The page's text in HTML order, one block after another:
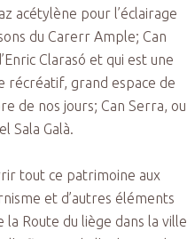
acétylène pour l’éclairage
du Carerr Ample; Can
Clarasó et qui est une
récréatif, grand espace de
de nos jours; Can Serra, ou
Sala Galà.
tout ce patrimoine aux
et d’autres éléments
Route du liège dans la ville